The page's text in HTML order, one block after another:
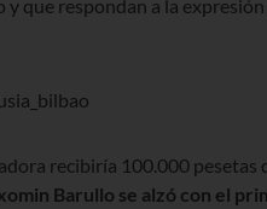
que respondan a la
recibiría 100.000 pesetas
Barullo se alzó con el